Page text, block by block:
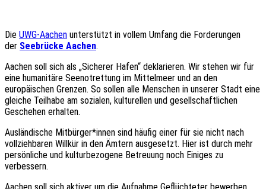
Die UWG-Aachen unterstützt in vollem Umfang die Forderungen
der Seebrücke Aachen.
Aachen soll sich als „Sicherer Hafen“ deklarieren. Wir stehen wir für
eine humanitäre Seenotrettung im Mittelmeer und an den
europäischen Grenzen. So sollen alle Menschen in unserer Stadt eine
gleiche Teilhabe am sozialen, kulturellen und gesellschaftlichen
Geschehen erhalten.
Ausländische Mitbürger*innen sind häufig einer für sie nicht nach
vollziehbaren Willkür in den Ämtern ausgesetzt. Hier ist durch mehr
persönliche und kulturbezogene Betreuung noch Einiges zu
verbessern.